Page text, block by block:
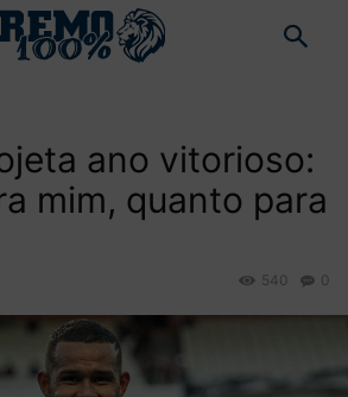
ano vitorioso:
mim, quanto para
0
540